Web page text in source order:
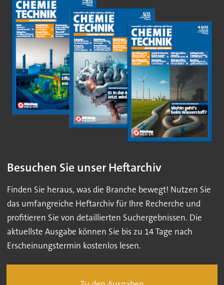
Besuchen Sie unser Heftarchiv
Finden Sie heraus, was die Branche bewegt! Nutzen Sie
das umfangreiche Heftarchiv für Ihre Recherche und
profitieren Sie von detaillierten Suchergebnissen. Die
aktuellste Ausgabe können Sie bis zu 14 Tage nach
Erscheinungstermin kostenlos lesen.